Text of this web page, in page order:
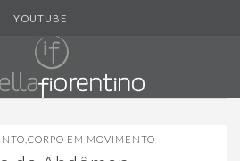
YOUTUBE
CORPO EM MOVIMENTO